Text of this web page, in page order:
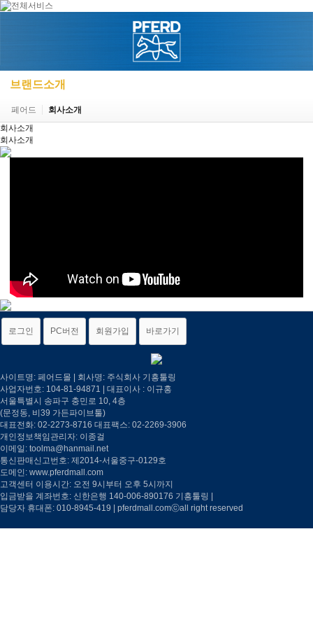
브랜드소개
페어드
회사소개
회사소개
회사소개
로그인 PC버전 회원가입 바로가기
사이트명: 페어드몰 | 회사명: 주식회사 기흥툴링
사업자번호: 104-81-94871 | 대표이사 : 이규홍
서울특별시 송파구 충민로 10, 4층
(문정동, 비39 가든파이브툴)
대표전화: 02-2273-8716 대표팩스: 02-2269-3906
개인정보책임관리자: 이종걸
이메일: toolma@hanmail.net
통신판매신고번호: 제2014-서울중구-0129호
도메인: www.pferdmall.com
고객센터 이용시간: 오전 9시부터 오후 5시까지
입금받을 계좌번호: 신한은행 140-006-890176 기흥툴링 |
담당자 휴대폰: 010-8945-419 | pferdmall.comⓒall right reserved